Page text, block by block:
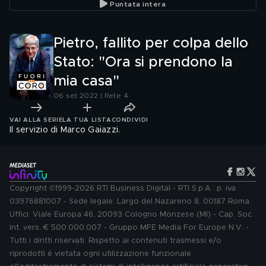
delle docce fredde?
Puntata intera
Pietro, fallito per colpa dello
Stato: "Ora si prendono la
mia casa"
06 set 2022 | Rete 4
VAI ALLA SERIE LA TUA LISTA CONDIVIDI
Il servizio di Marco Gaiazzi.
Copyright ©1999-2026 RTI Business Digital - RTI S.p.A.: p. iva
03976881007 - Sede legale: Largo del Nazareno 8, 00187 Roma.
Uffici: Viale Europa 46, 20093 Cologno Monzese (MI) - Cap. Soc.
int. vers. € 500.000.007 - Gruppo MFE Media For Europe N.V. -
Tutti i diritti riservati. Rispetto ai contenuti trasmessi e/o
riprodotti è vietata ogni utilizzazione funzionale